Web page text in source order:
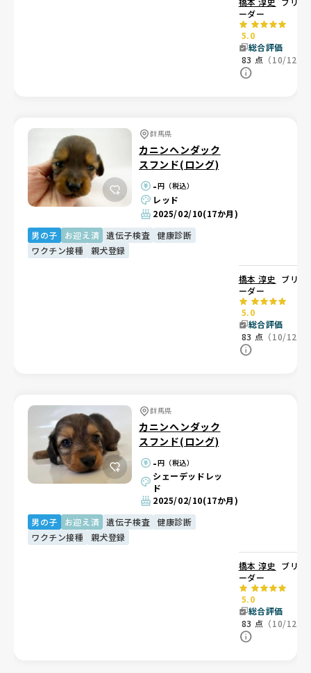
ーダー
5.0
総合評価
83 点 （10/12）
群馬県
カニンヘンダック
スフンド(ロング)
-円（税込）
レッド
2025/02/10(17か月)
男の子
お迎え済 遺伝子検査
健康診断
ワクチン接種
親犬登録
橋本 淳史 ブリ
ーダー
5.0
総合評価
83 点 （10/12）
群馬県
カニンヘンダック
スフンド(ロング)
-円（税込）
シェーデッドレッ
ド
2025/02/10(17か月)
男の子
お迎え済 遺伝子検査
健康診断
ワクチン接種
親犬登録
橋本 淳史 ブリ
ーダー
5.0
総合評価
83 点 （10/12）